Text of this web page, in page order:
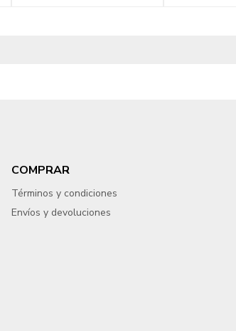
COMPRAR
Términos y condiciones
Envíos y devoluciones